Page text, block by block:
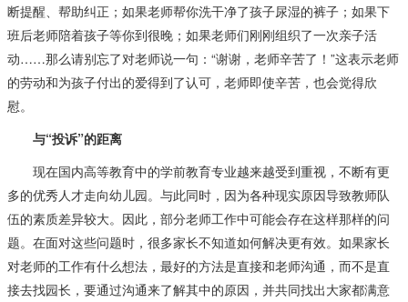
断提醒、帮助纠正；如果老师帮你洗干净了孩子尿湿的裤子；如果下
班后老师陪着孩子等你到很晚；如果老师们刚刚组织了一次亲子活
动……那么请别忘了对老师说一句：“谢谢，老师辛苦了！”这表示老师
的劳动和为孩子付出的爱得到了认可，老师即使辛苦，也会觉得欣
慰。
与“投诉”的距离
现在国内高等教育中的学前教育专业越来越受到重视，不断有更
多的优秀人才走向幼儿园。与此同时，因为各种现实原因导致教师队
伍的素质差异较大。因此，部分老师工作中可能会存在这样那样的问
题。在面对这些问题时，很多家长不知道如何解决更有效。如果家长
对老师的工作有什么想法，最好的方法是直接和老师沟通，而不是直
接去找园长，要通过沟通来了解其中的原因，并共同找出大家都满意